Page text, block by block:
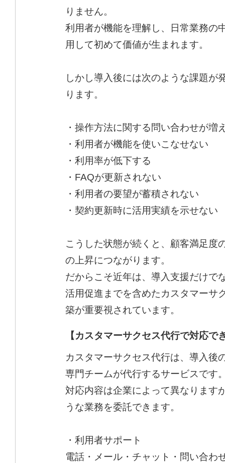
りません。
利用者が機能を理解し、日常業務の
用して初めて価値が生まれます。
しかし導入後には次のような課題が
ります。
・操作方法に関する問い合わせが増
・利用者が機能を使いこなせない
・利用率が低下する
・FAQが更新されない
・利用者の要望が蓄積されない
・契約更新時に活用実績を示せない
こうした状態が続くと、顧客満足度
の上昇につながります。
だからこそ近年は、導入支援だけで
活用促進までを含めたカスタマーサ
築が重要視されています。
【カスタマーサクセス代行で対応で
カスタマーサクセス代行は、導入後
専門チームが代行するサービスです
対応内容は企業によって異なります
うな業務を委託できます。
・利用者サポート
電話・メール・チャット・問い合わ